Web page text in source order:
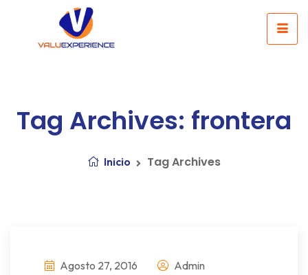
Tag Archives: frontera
Inicio Tag Archives
Agosto 27, 2016 Admin